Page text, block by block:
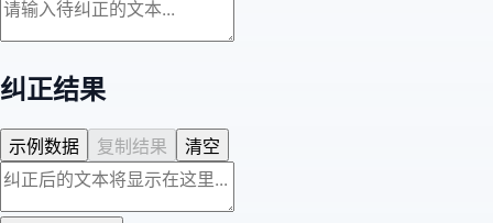
纠正结果
示例数据 复制结果 清空